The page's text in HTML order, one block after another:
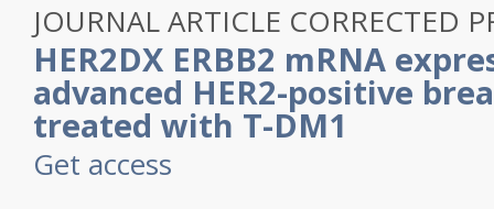
JOURNAL ARTICLE CORRECTED
HER2DX ERBB2 mRNA
advanced HER2-positive
treated with T-DM1
Get access